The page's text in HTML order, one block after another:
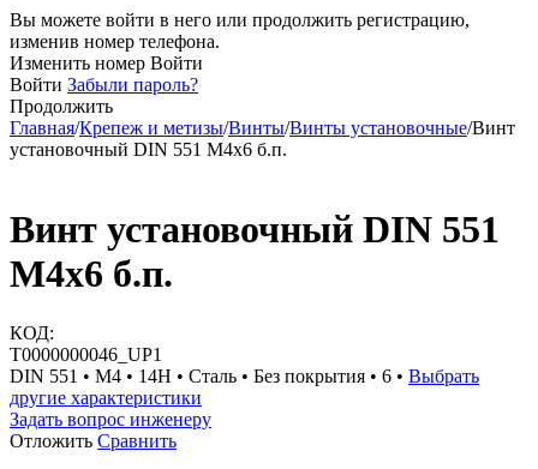
Вы можете войти в него или продолжить регистрацию,
изменив номер телефона.
Изменить номер Войти
Войти Забыли пароль?
Продолжить
Главная/Крепеж и метизы/Винты/Винты установочные/Винт
установочный DIN 551 М4х6 б.п.
Винт установочный DIN 551
М4х6 б.п.
КОД:
Т0000000046_UP1
DIN 551 • М4 • 14H • Сталь • Без покрытия • 6 • Выбрать
другие характеристики
Задать вопрос инженеру
Отложить Сравнить